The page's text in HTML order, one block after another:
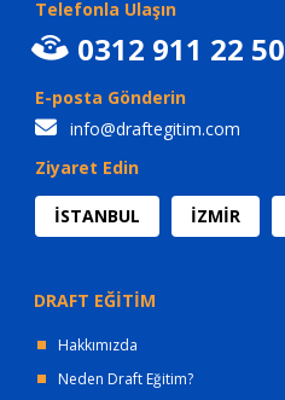
Telefonla Ulaşın
0312 911 22 50
E-posta Gönderin
info@draftegitim.com
Ziyaret Edin
İSTANBUL İZMİR
DRAFT EĞİTİM
Hakkımızda
Neden Draft Eğitim?